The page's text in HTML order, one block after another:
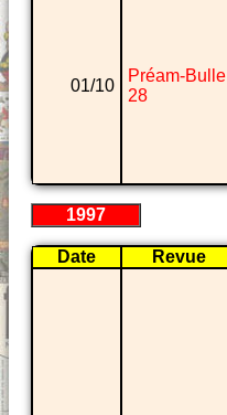
01/10
Préam-Bulle
28
1997
Date Revue